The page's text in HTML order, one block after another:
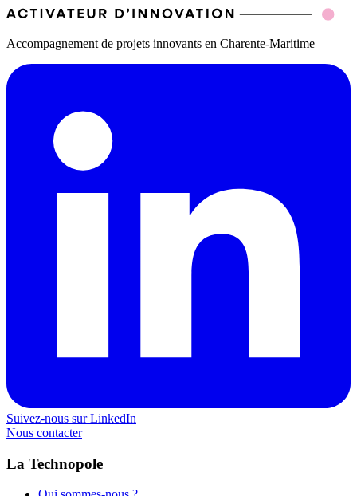
Accompagnement de projets innovants en Charente-Maritime
Suivez-nous sur LinkedIn
Nous contacter
La Technopole